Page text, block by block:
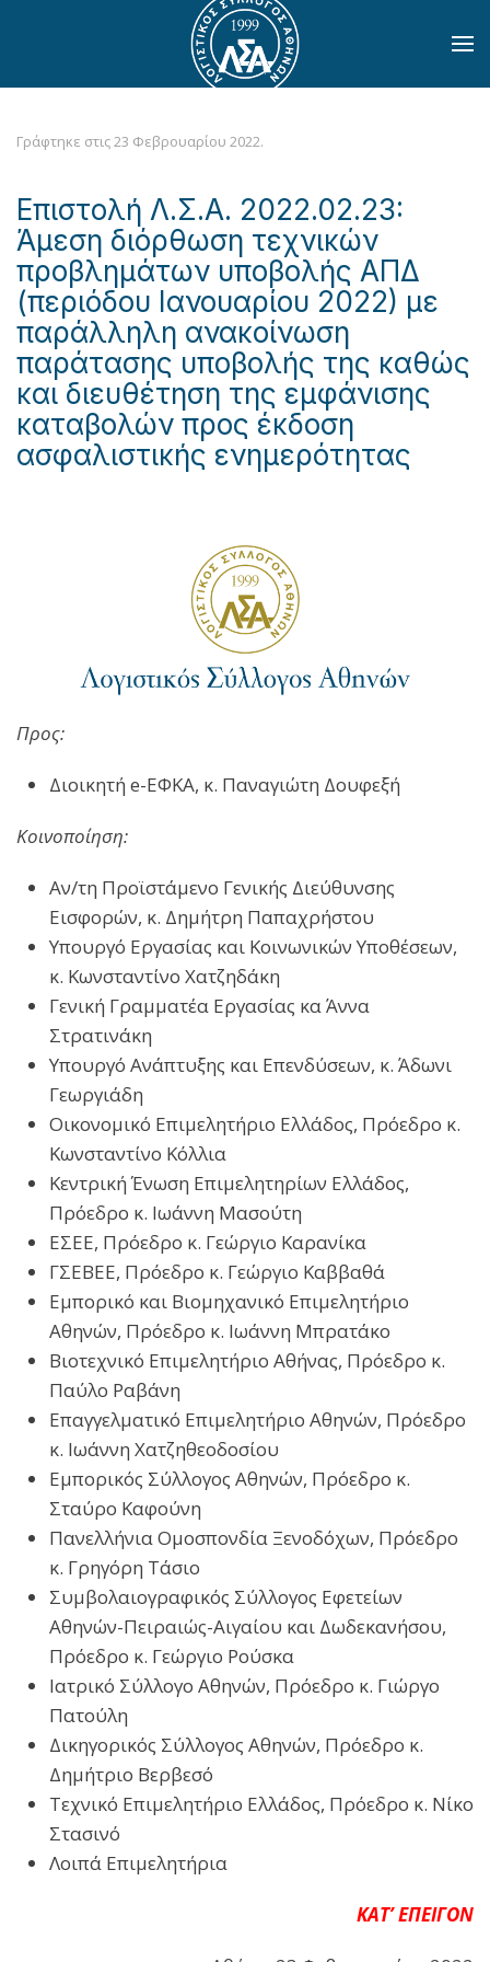
Skip to main content
Γράφτηκε στις23 Φεβρουαρίου 2022.
Επιστολή Λ.Σ.Α. 2022.02.23:
Άμεση διόρθωση τεχνικών
προβλημάτων υποβολής ΑΠΔ
(περιόδου Ιανουαρίου 2022) με
παράλληλη ανακοίνωση
παράτασης υποβολής της καθώς
και διευθέτηση της εμφάνισης
καταβολών προς έκδοση
ασφαλιστικής ενημερότητας
Προς:
Διοικητή e-ΕΦΚΑ, κ. Παναγιώτη Δουφεξή
Κοινοποίηση:
Αν/τη Προϊστάμενο Γενικής Διεύθυνσης
Εισφορών, κ. Δημήτρη Παπαχρήστου
Υπουργό Εργασίας και Κοινωνικών Υποθέσεων,
κ. Κωνσταντίνο Χατζηδάκη
Γενική Γραμματέα Εργασίας κα Άννα
Στρατινάκη
Υπουργό Ανάπτυξης και Επενδύσεων, κ. Άδωνι
Γεωργιάδη
Οικονομικό Επιμελητήριο Ελλάδος, Πρόεδρο κ.
Κωνσταντίνο Κόλλια
Κεντρική Ένωση Επιμελητηρίων Ελλάδος,
Πρόεδρο κ. Ιωάννη Μασούτη
ΕΣΕΕ, Πρόεδρο κ. Γεώργιο Καρανίκα
ΓΣΕΒΕΕ, Πρόεδρο κ. Γεώργιο Καββαθά
Εμπορικό και Βιομηχανικό Επιμελητήριο
Αθηνών, Πρόεδρο κ. Ιωάννη Μπρατάκο
Βιοτεχνικό Επιμελητήριο Αθήνας, Πρόεδρο κ.
Παύλο Ραβάνη
Επαγγελματικό Επιμελητήριο Αθηνών, Πρόεδρο
κ. Ιωάννη Χατζηθεοδοσίου
Εμπορικός Σύλλογος Αθηνών, Πρόεδρο κ.
Σταύρο Καφούνη
Πανελλήνια Ομοσπονδία Ξενοδόχων, Πρόεδρο
κ. Γρηγόρη Τάσιο
Συμβολαιογραφικός Σύλλογος Εφετείων
Αθηνών-Πειραιώς-Αιγαίου και Δωδεκανήσου,
Πρόεδρο κ. Γεώργιο Ρούσκα
Ιατρικό Σύλλογο Αθηνών, Πρόεδρο κ. Γιώργο
Πατούλη
Δικηγορικός Σύλλογος Αθηνών, Πρόεδρο κ.
Δημήτριο Βερβεσό
Τεχνικό Επιμελητήριο Ελλάδος, Πρόεδρο κ. Νίκο
Στασινό
Λοιπά Επιμελητήρια
ΚΑΤ’ EΠΕΙΓΟΝ